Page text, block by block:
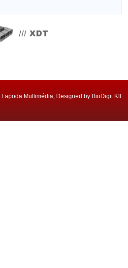
Multimédia, Designed by BioDigit Kft.